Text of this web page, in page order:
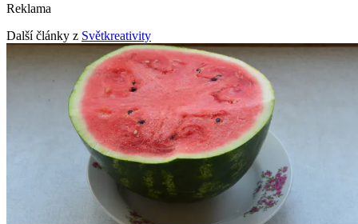
Reklama
Další články z Světkreativity